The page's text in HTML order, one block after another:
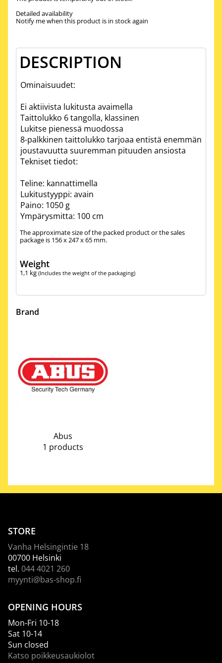
Detailed availability
Notify me when this product is in stock again
DESCRIPTION
Ominaisuudet:
Ei aktiivista lukitusta avaimella
Taittolukko 6 tangolla, klassinen
Lukitse pienessä muodossa
8-palkkinen taittolukko tarjoaa entistä enemmän
joustavuutta suuremman pituuden ansiosta
Tekniset tiedot:
Teline: kannattimella
Lukitustyyppi: avain
Paino: 1050 g
Ympärysmitta: 100 cm
The approximate size of the packed product or the sales
package is 156 x 247 x 65 mm.
Weight
1,1 kg (Includes the weight of the packaging)
Brand
Abus
1 products
STORE
Vanha Helsingintie 18
00700 Helsinki
tel. 044 4021 260
myynti@bas-shop.fi
OPENING HOURS
Mon-Fri 10-18
Sat 10-14
Sun closed
Katso poikkeusaukiolot